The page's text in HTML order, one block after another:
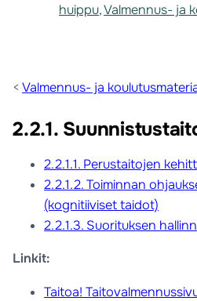
huippu, Valmennus- ja
<Valmennus- ja
2.2.1.
2.2.1.1. Perustaitojen
2.2.1.2. Toiminnan
(kognitiiviset taidot)
2.2.1.3. Suorituksen
Linkit:
Taitoa!